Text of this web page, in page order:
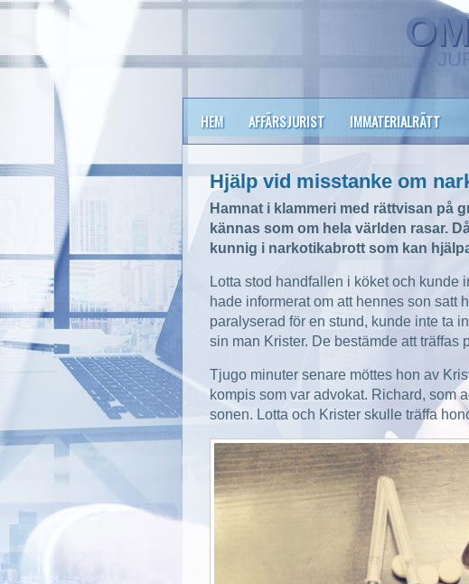
HEM AFFÄRSJURIST IMMATERIALRÄTT
Hjälp vid misstanke om
Hamnat i klammeri med rättvisan på
kännas som om hela världen rasar.
kunnig i narkotikabrott som kan
Lotta stod handfallen i köket och kunde
hade informerat om att hennes son satt
paralyserad för en stund, kunde inte ta
sin man Krister. De bestämde att träffas
Tjugo minuter senare möttes hon av
kompis som var advokat. Richard, som
sonen. Lotta och Krister skulle träffa